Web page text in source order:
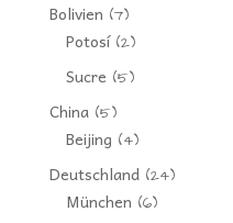
Bolivien (7)
Potosí(2)
Sucre (5)
China(5)
Beijing (4)
Deutschland(24)
München (6)